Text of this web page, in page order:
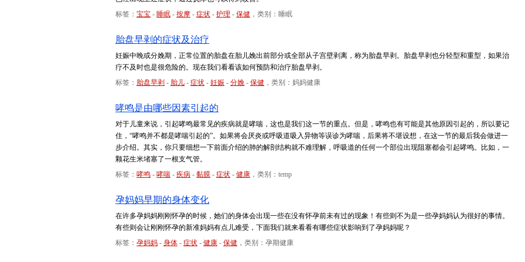
标签： 宝宝 - 睡眠 - 按摩 - 症状 - 护理 - 保健 ，类别：睡眠
胎盘早剥的症状及治疗
妊娠中晚或分娩期，正常位置的胎盘在胎儿娩出前部分或全部从子宫壁剥离，称为胎盘早剥。胎盘早剥也分轻型和重型，如果治
疗不及时也是很危险的。现在我们看看该如何预防和治疗胎盘早剥。
标签： 胎盘早剥 - 胎儿 - 症状 - 妊娠 - 分娩 - 保健 ，类别：妈妈健康
哮鸣是由哪些因素引起的
对于儿童来说，引起哮鸣最常见的疾病就是哮喘，这也是我们这一节的重点。但是，哮鸣也有可能是其他原因引起的，所以要记
住，“哮鸣并不都是哮喘引起的”。如果将会厌炎或呼吸道吸入异物等误诊为哮喘，后果将不堪设想，在这一节的最后我会做进一
步介绍。其实，你只要细想一下前面介绍的肺的解剖结构就不难理解，呼吸道的任何一个部位出现阻塞都会引起哮鸣。比如，一
颗花生米堵塞了一根支气管。
标签： 哮鸣 - 哮喘 - 疾病 - 黏膜 - 症状 - 健康 ，类别：temp
孕妈妈早期的身体变化
在许多孕妈妈刚刚怀孕的时候，她们的身体会出现一些在没有怀孕前未有过的现象！有些则不为是一些孕妈妈认为很好的事情。
有些则会让刚刚怀孕的新准妈妈有点儿难受，下面我们就来看看有哪些症状影响到了孕妈妈呢？
标签： 孕妈妈 - 身体 - 症状 - 健康 - 保健 ，类别：孕期健康